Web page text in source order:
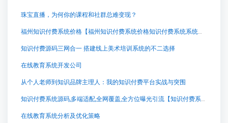
珠宝直播，为何你的课程和社群总难变现？
福州知识付费系统价格【福州知识付费系统价格知识付费系统系统怎么制作，知识付费系统搭建使用教程】
知识付费源码三网合一 搭建线上美术培训系统的不二选择
在线教育系统开发公司
从个人老师到知识品牌主理人：我的知识付费平台实战与突围
知识付费系统源码,多端适配,全网覆盖,全方位曝光引流【知识付费系统源码,多端适配,全网覆盖,全方位曝光引流知识付费系统系统怎么制作，知识付费系统搭建使用教程】
在线教育系统分析及优化策略